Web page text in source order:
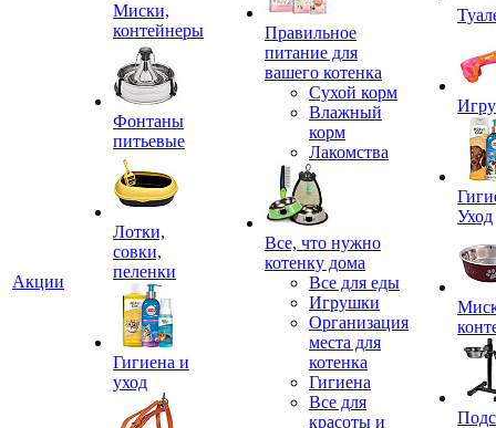
Акции
Миски,
контейнеры
Фонтаны
питьевые
Лотки,
совки,
пеленки
Гигиена и
уход
Правильное
питание для
вашего котенка
Сухой корм
Влажный
корм
Лакомства
Все, что нужно
котенку дома
Все для еды
Игрушки
Организация
места для
котенка
Гигиена
Все для
красоты и
Уход